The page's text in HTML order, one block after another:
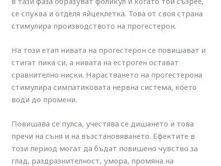
се спуква и отделя яйцеклетка. Това от своя страна
стимулира производството на прогестерон.
На този етап нивата на прогестерон се повишават и
стигат пика си, а нивата на естроген остават
сравнително ниски. Нарастването на прогестерона
стимулира симпатиковата нервна система, което
води до промени.
Повишава се пулса, учестява се дишането и това
пречи на съня и на възстановяването. Ефектите в
този период могат да бъдат повишено чувство за
глад, раздразнителност, умора, промяна на